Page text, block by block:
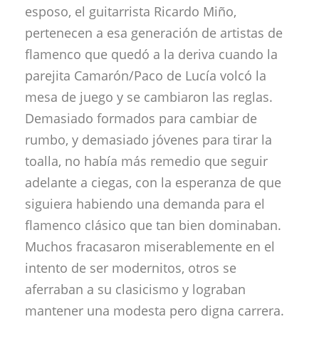
esposo, el guitarrista Ricardo Miño,
pertenecen a esa generación de artistas de
flamenco que quedó a la deriva cuando la
parejita Camarón/Paco de Lucía volcó la
mesa de juego y se cambiaron las reglas.
Demasiado formados para cambiar de
rumbo, y demasiado jóvenes para tirar la
toalla, no había más remedio que seguir
adelante a ciegas, con la esperanza de que
siguiera habiendo una demanda para el
flamenco clásico que tan bien dominaban.
Muchos fracasaron miserablemente en el
intento de ser modernitos, otros se
aferraban a su clasicismo y lograban
mantener una modesta pero digna carrera.